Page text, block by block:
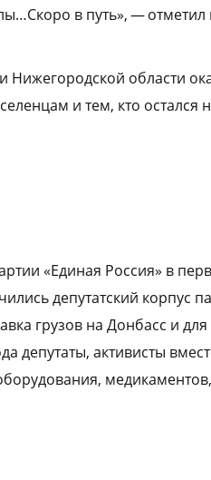
в путь», —
Нижегородской области
и тем, кто остался
«Единая Россия» в
депутатский корпус
грузов на Донбасс и
депутаты, активисты